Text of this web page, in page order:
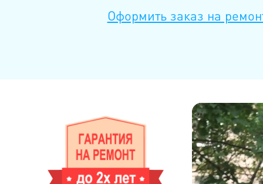
Оформить заказ на